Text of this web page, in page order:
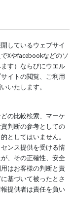
しているウェブサイ
Xやfacebookなどのソ
す）ならびにウエル
イトの閲覧、ご利用
いたします。
の比較検索、マーケ
判断の参考としての
としてはいません。
ンス提供を受ける情
、その正確性、安全
はお客様の判断と責
基づいて被ったとさ
提供者は責任を負い